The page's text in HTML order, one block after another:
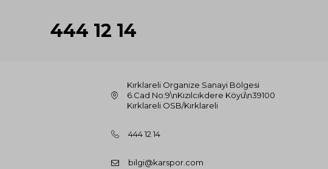
444 12 14
Kırklareli Organize Sanayi Bölgesi
6.Cad No:9\nKızılcıkdere Köyü\n39100
Kırklareli OSB/Kırklareli
444 12 14
bilgi@karspor.com